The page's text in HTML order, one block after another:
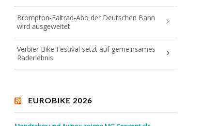
Brompton-Faltrad-Abo der Deutschen Bahn
wird ausgeweitet
Verbier Bike Festival setzt auf gemeinsames
Raderlebnis
EUROBIKE 2026